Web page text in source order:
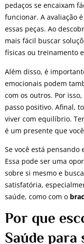
pedaços se encaixam
funcionar. A avaliação
essas peças. Ao
mais fácil buscar
físicas ou treinamento
Além disso, é
emocionais podem
com os outros. Por
passo positivo. Afinal,
viver com equilíbrio.
é um presente que
Se você está
Essa pode ser uma
sobre si mesmo e
satisfatória,
saúde, como com o
Por que
Saúde para